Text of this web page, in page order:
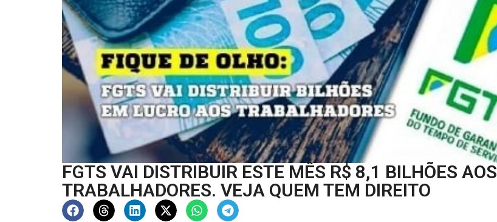
FGTS VAI DISTRIBUIR ESTE MÊS R$ 8,1 BILHÕES AOS
TRABALHADORES. VEJA QUEM TEM DIREITO